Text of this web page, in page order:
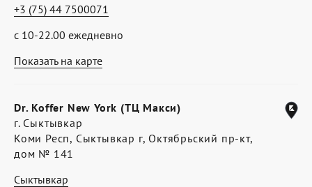
Показать на карте
с 10-22.00 ежедневно
+3 (75) 44 7500071
Dr. Koffer New York (ТЦ Макси)
г. Сыктывкар
Коми Респ, Сыктывкар г, Октябрьский пр-кт,
дом № 141
Сыктывкар